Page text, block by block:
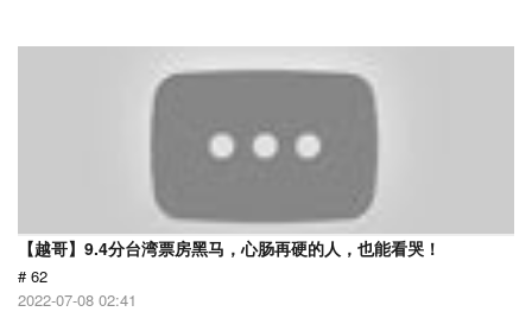
【越哥】9.4分台湾票房黑马，心肠再硬的人，也能看哭！
# 62
2022-07-08 02:41